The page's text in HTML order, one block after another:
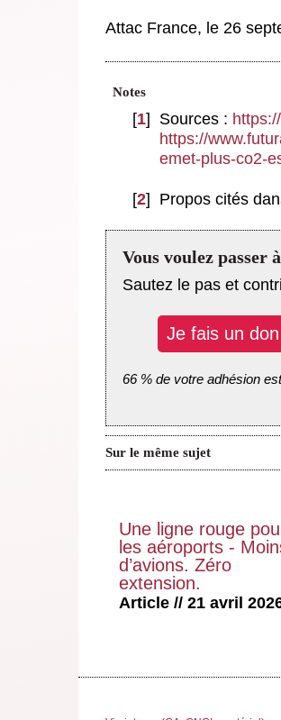
Attac France, le 26
Notes
[1] Sources :
https://
emet-plus-co2-
[2] Propos cités
Vous voulez passer
Sautez le pas et
Je fais un don
66 % de votre adhésion
Sur le même sujet
Une ligne rouge
les aéroports -
d’avions. Zéro
extension.
Article // 21 avril